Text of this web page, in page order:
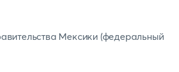
Мексики (федеральный